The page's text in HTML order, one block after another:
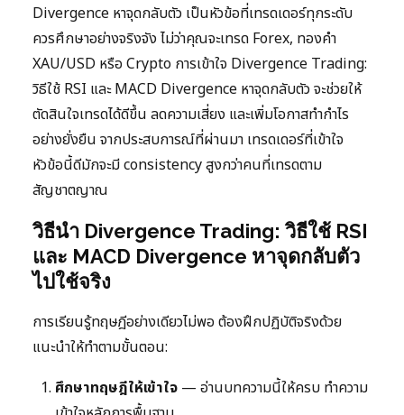
Divergence หาจุดกลับตัว เป็นหัวข้อที่เทรดเดอร์ทุกระดับ
ควรศึกษาอย่างจริงจัง ไม่ว่าคุณจะเทรด Forex, ทองคำ
XAU/USD หรือ Crypto การเข้าใจ Divergence Trading:
วิธีใช้ RSI และ MACD Divergence หาจุดกลับตัว จะช่วยให้
ตัดสินใจเทรดได้ดีขึ้น ลดความเสี่ยง และเพิ่มโอกาสทำกำไร
อย่างยั่งยืน จากประสบการณ์ที่ผ่านมา เทรดเดอร์ที่เข้าใจ
หัวข้อนี้ดีมักจะมี consistency สูงกว่าคนที่เทรดตาม
สัญชาตญาณ
วิธีนำ Divergence Trading: วิธีใช้ RSI
และ MACD Divergence หาจุดกลับตัว
ไปใช้จริง
การเรียนรู้ทฤษฎีอย่างเดียวไม่พอ ต้องฝึกปฏิบัติจริงด้วย
แนะนำให้ทำตามขั้นตอน:
ศึกษาทฤษฎีให้เข้าใจ — อ่านบทความนี้ให้ครบ ทำความ